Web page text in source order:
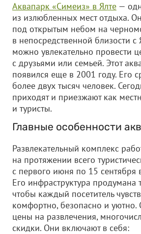
Аквапарк «Симеиз» в Ялте —
из излюбленных мест отдыха.
под открытым небом на
в непосредственной близости с
можно увлекательно провести
с друзьями или семьей. Этот
появился еще в 2001 году. Его
более двух тысяч человек.
приходят и приезжают как
и туристы.
Главные особенности
Развлекательный комплекс
на протяжении всего
с первого июня по 15 сентября
Его инфраструктура продумана
чтобы каждый посетитель
комфортно, безопасно и уютно.
цены на развлечения,
скидки. Они включают в себя: